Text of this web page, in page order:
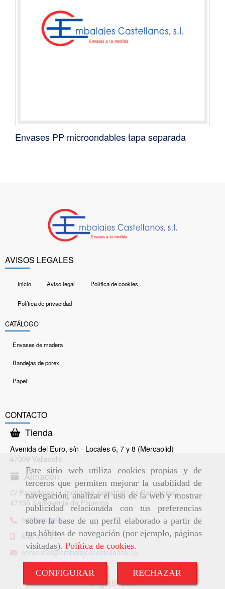
Este sitio web utiliza cookies propias y de
terceros que permiten mejorar la usabilidad de
navegación, analizar el uso de la web y mostrar
publicidad relacionada con tus preferencias
sobre la base de un perfil elaborado a partir de
tus hábitos de navegación (por ejemplo, páginas
visitadas). Política de cookies.
CONFIGURAR RECHAZAR
Envases PP microondables tapa separada
AVISOS LEGALES
Inicio Aviso legal Política de cookies
Política de privacidad
CATÁLOGO
Envases de madera
Bandejas de porex
Papel
CONTACTO
Tienda
Avenida del Euro, s/n - Locales 6, 7 y 8 (Mercaolid)
47009 Valladolid
Almacén
C/ Panaderas, 4 (polígono industrial Las Panaderas)
47155 Santovenia de Pisuerga
983 845 256
646 472 377
comercial
embalajescastellanos.es
Síguenos